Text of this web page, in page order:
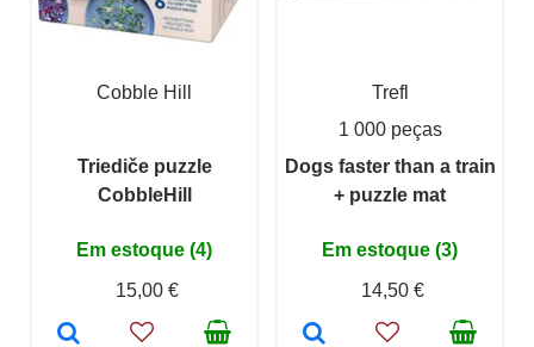
Cobble Hill
Triediče puzzle
CobbleHill
Em estoque (4)
15,00 €
Trefl
1 000 peças
Dogs faster than a train
+ puzzle mat
Em estoque (3)
14,50 €